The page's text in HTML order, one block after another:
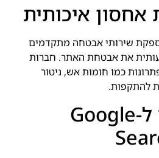
איכותית
שירותי אבטחה מתקדמים
את אבטחת האתר. חברות
כמו חומות אש, ניטור
להתקפות.
חיבור האתר ל-Google